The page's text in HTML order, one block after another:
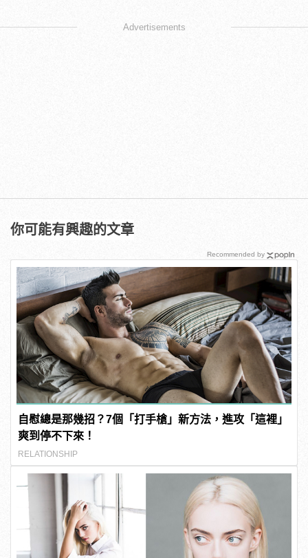
Advertisements
你可能有興趣的文章
自慰總是那幾招？7個「打手槍」新方法，進攻「這裡」
爽到停不下來！
RELATIONSHIP
Recommended by